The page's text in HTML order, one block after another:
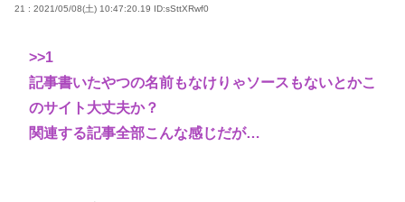
21 : 2021/05/08(土) 10:47:20.19 ID:sSttXRwf0
>>1
記事書いたやつの名前もなけりゃソースもないとかこ
のサイト大丈夫か？
関連する記事全部こんな感じだが…